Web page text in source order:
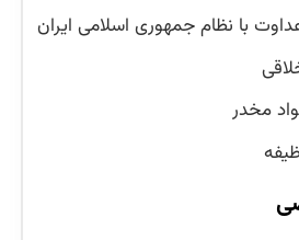
با نظام جمهوری اسلامی ایران
مخدر